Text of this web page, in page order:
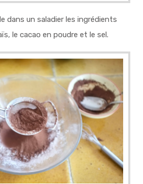
dans un saladier les ingrédients
le cacao en poudre et le sel.